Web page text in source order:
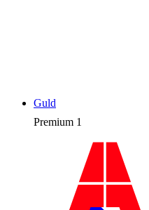
Premium 1
Guld